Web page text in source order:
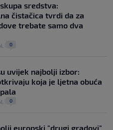
sredstva:
čistačica tvrdi da za
trebate samo dva
0
uvijek najbolji izbor:
koja je ljetna obuća
0
europski "drugi gradovi"